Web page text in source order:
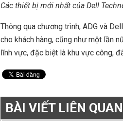
Các thiết bị mới nhất của Dell
Thông qua chương trình, ADG và
cho khách hàng, cũng như một lần
lĩnh vực, đặc biệt là khu vực công,
BÀI VIẾT LIÊN QUAN